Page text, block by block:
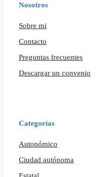
Nosotros
Sobre mi
Contacto
Preguntas frecuentes
Descargar un convenio
Categorías
Autonómico
Ciudad autónoma